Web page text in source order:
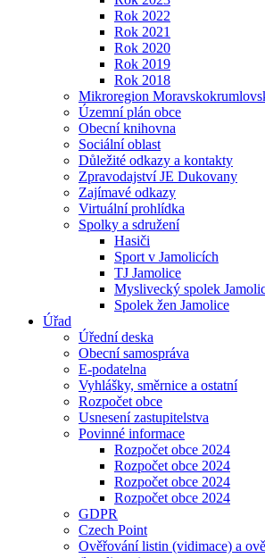
Rok 2022
Rok 2021
Rok 2020
Rok 2019
Rok 2018
Mikroregion
Územní plán obce
Obecní knihovna
Sociální oblast
Důležité odkazy a kontakty
Zpravodajství JE Dukovany
Zajímavé odkazy
Virtuální prohlídka
Spolky a sdružení
Hasiči
Sport v Jamolicích
TJ Jamolice
Myslivecký spolek
Spolek žen Jamolice
Úřad
Úřední deska
Obecní samospráva
E-podatelna
Vyhlášky, směrnice a ostatní
Rozpočet obce
Usnesení zastupitelstva
Povinné informace
Rozpočet obce 2024
Rozpočet obce 2024
Rozpočet obce 2024
Rozpočet obce 2024
GDPR
Czech Point
Ověřování listin (vidimace) a